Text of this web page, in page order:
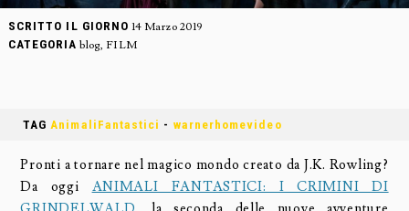
SCRITTO IL GIORNO 14 Marzo 2019
CATEGORIA blog, FILM
TAGAnimaliFantastici - warnerhomevideo
Pronti a tornare nel magico mondo creato da J.K. Rowling?
Da oggi ANIMALI FANTASTICI: I CRIMINI DI